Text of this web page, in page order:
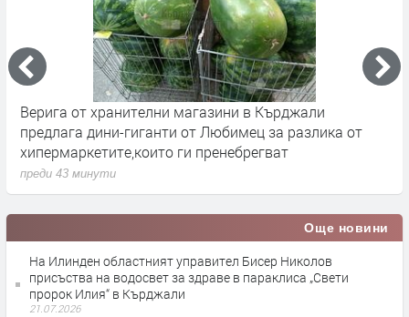
Верига от хранителни магазини в Кърджали
предлага дини-гиганти от Любимец за разлика от
хипермаркетите,които ги пренебрегват
преди 43 минути
Още новини
На Илинден областният управител Бисер Николов
присъства на водосвет за здраве в параклиса „Свети
пророк Илия“ в Кърджали
21.07.2026